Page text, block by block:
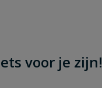
voor je zijn!